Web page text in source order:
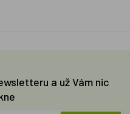
a už Vám nic